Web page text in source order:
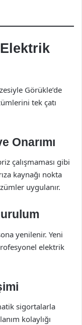
Görükle’de
tek çatı
Onarımı
çalışmaması gibi
kaynağı nokta
uygulanır.
yenilenir. Yeni
elektrik
sigortalarla
kolaylığı